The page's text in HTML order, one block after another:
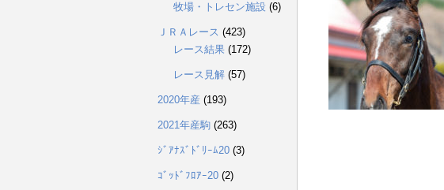
牧場・トレセン施設 (6)
ＪＲＡレース (423)
レース結果 (172)
レース見解 (57)
2020年産 (193)
2021年産駒 (263)
ｼﾞｱﾅｽﾞﾄﾞﾘｰﾑ20 (3)
ｺﾞｯﾄﾞﾌﾛｱｰ20 (2)